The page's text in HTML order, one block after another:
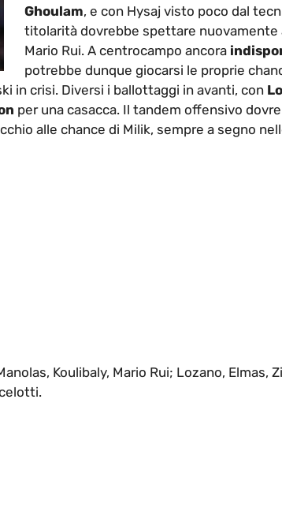
Ghoulam, e con Hysaj visto poco dal
titolarità dovrebbe spettare nuovamente
Mario Rui. A centrocampo ancora
potrebbe dunque giocarsi le proprie
in crisi. Diversi i ballottaggi in avanti, con
per una casacca. Il tandem offensivo
alle chance di Milik, sempre a segno
Koulibaly, Mario Rui; Lozano, Elmas,